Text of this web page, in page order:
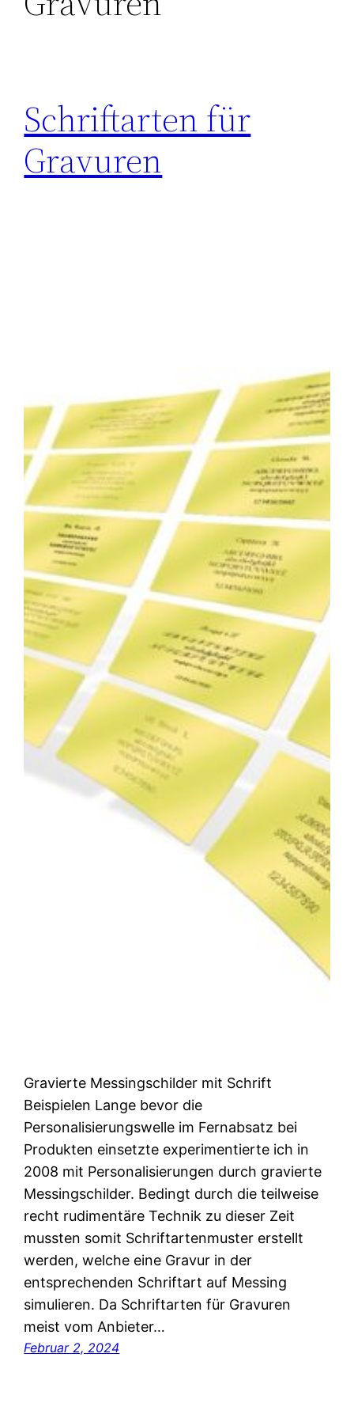
Schriftarten für
Gravuren
Gravierte Messingschilder mit Schrift
Beispielen Lange bevor die
Personalisierungswelle im Fernabsatz bei
Produkten einsetzte experimentierte ich in
2008 mit Personalisierungen durch gravierte
Messingschilder. Bedingt durch die teilweise
recht rudimentäre Technik zu dieser Zeit
mussten somit Schriftartenmuster erstellt
werden, welche eine Gravur in der
entsprechenden Schriftart auf Messing
simulieren. Da Schriftarten für Gravuren
meist vom Anbieter…
Februar 2, 2024